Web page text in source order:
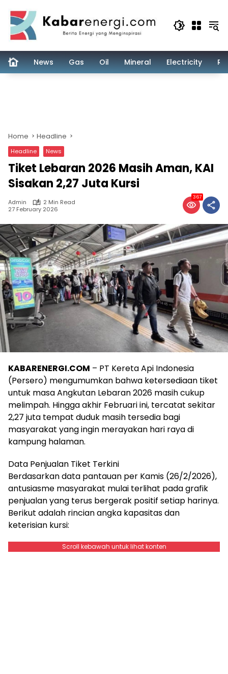
content
News Gas Oil Mineral Electricity
Home Headline
Headline News
Tiket Lebaran 2026 Masih Aman, KAI
Sisakan 2,27 Juta Kursi
Admin
2 Min Read
27 February 2026
367
KABARENERGI.COM – PT Kereta Api Indonesia
(Persero) mengumumkan bahwa ketersediaan tiket
untuk masa Angkutan Lebaran 2026 masih cukup
melimpah. Hingga akhir Februari ini, tercatat sekitar
2,27 juta tempat duduk masih tersedia bagi
masyarakat yang ingin merayakan hari raya di
kampung halaman.
Data Penjualan Tiket Terkini
Berdasarkan data pantauan per Kamis (26/2/2026),
antusiasme masyarakat mulai terlihat pada grafik
penjualan yang terus bergerak positif setiap harinya.
Berikut adalah rincian angka kapasitas dan
keterisian kursi:
Scroll kebawah untuk lihat konten